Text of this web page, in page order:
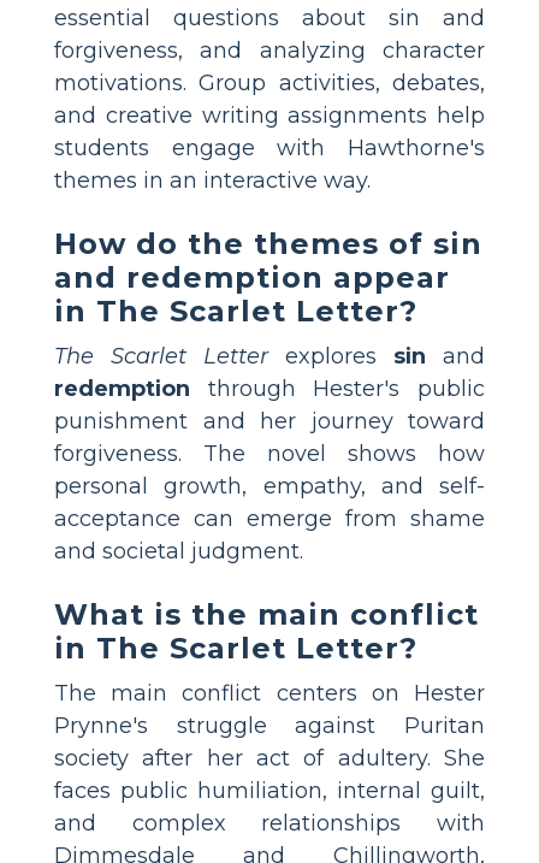
essential questions about sin and
forgiveness, and analyzing character
motivations. Group activities, debates,
and creative writing assignments help
students engage with Hawthorne's
themes in an interactive way.
How do the themes of sin
and redemption appear
in The Scarlet Letter?
The Scarlet Letterexplores sin and
redemption through Hester's public
punishment and her journey toward
forgiveness. The novel shows how
personal growth, empathy, and self-
acceptance can emerge from shame
and societal judgment.
What is the main conflict
in The Scarlet Letter?
The main conflict centers on Hester
Prynne's struggle against Puritan
society after her act of adultery. She
faces public humiliation, internal guilt,
and complex relationships with
Dimmesdale and Chillingworth,